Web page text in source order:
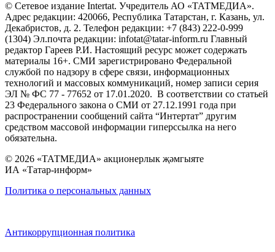
© Сетевое издание Intertat. Учредитель АО «ТАТМЕДИА».
Адрес редакции: 420066, Республика Татарстан, г. Казань, ул.
Декабристов, д. 2. Телефон редакции: +7 (843) 222-0-999
(1304) Эл.почта редакции: infotat@tatar-inform.ru Главный
редактор Гареев Р.И. Настоящий ресурс может содержать
материалы 16+. СМИ зарегистрировано Федеральной
службой по надзору в сфере связи, информационных
технологий и массовых коммуникаций, номер записи серия
ЭЛ № ФС 77 - 77652 от 17.01.2020. В соответствии со статьей
23 Федерального закона о СМИ от 27.12.1991 года при
распространении сообщений сайта “Интертат” другим
средством массовой информации гиперссылка на него
обязательна.
© 2026 «ТАТМЕДИА» акционерлык җәмгыяте
ИА «Татар-информ»
Политика о персональных данных
Антикоррупционная политика